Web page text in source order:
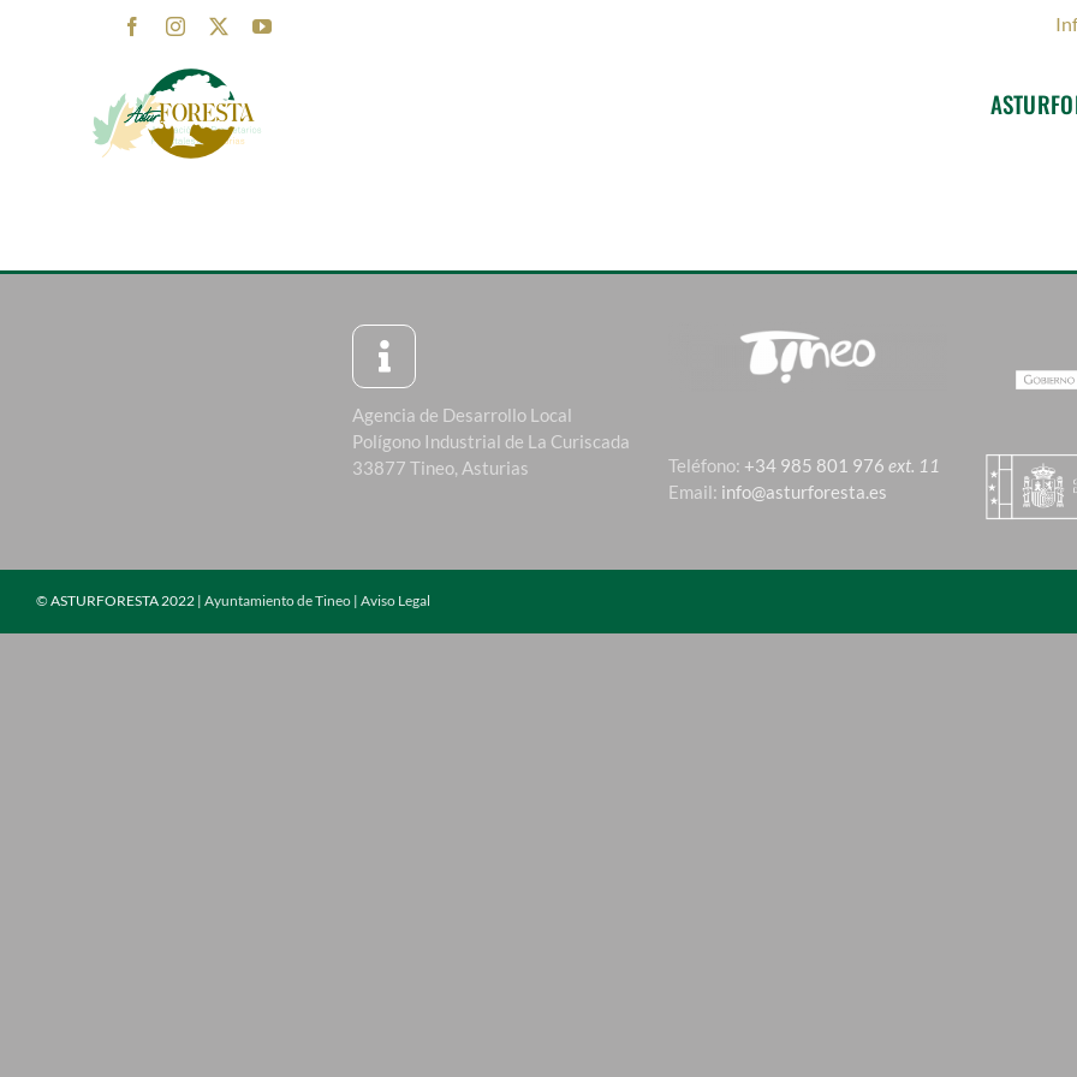
FacebookInstagram YouTube
Agencia de Desarrollo Local
Polígono Industrial de La Curiscada
33877 Tineo, Asturias
Teléfono: +34 985 801 976ext. 11
Email: info@asturforesta.es
© ASTURFORESTA 2022 | Ayuntamiento de Tineo | Aviso Legal